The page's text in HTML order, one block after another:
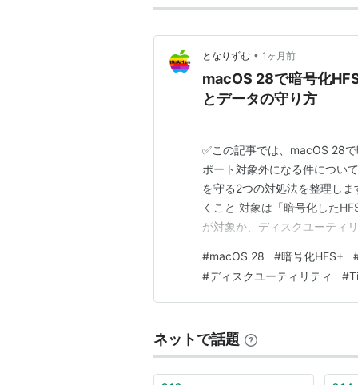
となりずむ • 1ヶ月前
macOS 28で暗号化
とデータの守り方
✅この記事では、macOS 28
ポート対象外になる件につい
を守る2つの対処法を整理し
くこと 対象は「暗号化した
が対象か、ディスクユーティ
外の反応：古いデータへの不
号化して安心」がいちばん…
#macOS 28 #暗号化HFS+
#ディスクユーティリティ #
ネットで話題